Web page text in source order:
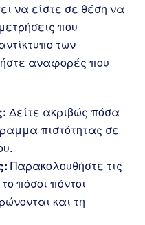
να είστε σε θέση να
που
των
αναφορές που
Δείτε ακριβώς πόσα
πιστότητας σε
Παρακολουθήστε τις
πόσοι πόντοι
και τη